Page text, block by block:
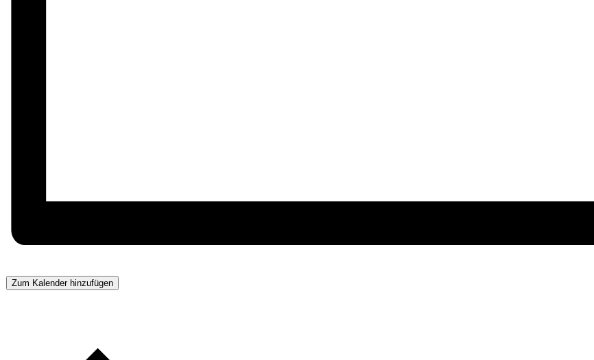
Zum Kalender hinzufügen